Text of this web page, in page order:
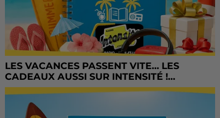
LES VACANCES PASSENT VITE... LES
CADEAUX AUSSI SUR INTENSITÉ !...